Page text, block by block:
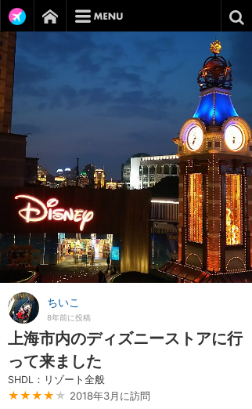
ちいこ
8年前に投稿
上海市内のディズニーストアに行
って来ました
SHDL：リゾート全般
★★★★ ★ 2018年3月に訪問